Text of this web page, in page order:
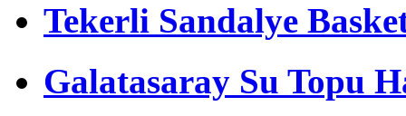
Tekerli Sandalye
Galatasaray Su Topu